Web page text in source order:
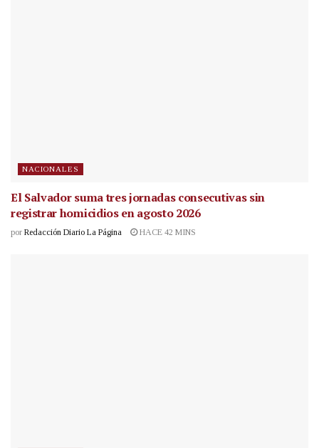
NACIONALES
El Salvador suma tres jornadas consecutivas sin
registrar homicidios en agosto 2026
por Redacción Diario La Página HACE 42 MINS